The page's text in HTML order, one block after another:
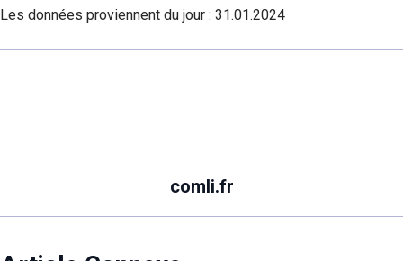
Les données proviennent du jour : 31.01.2024
comli.fr